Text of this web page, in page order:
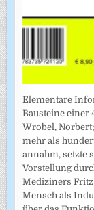
Elementare
Bausteine einer
Wrobel,
mehr als
annahm, setzte
Vorstellung
Mediziners
Mensch als